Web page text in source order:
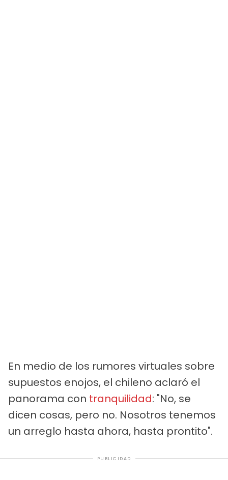
En medio de los rumores virtuales sobre
supuestos enojos, el chileno aclaró el
panorama con tranquilidad: "No, se
dicen cosas, pero no. Nosotros tenemos
un arreglo hasta ahora, hasta prontito".
PUBLICIDAD